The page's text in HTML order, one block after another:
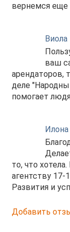
вернемся еще
Виола
ваш
арендаторов,
деле
помогает
Илона
то, что
агентству 17-
Развития и
Добавить